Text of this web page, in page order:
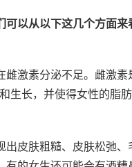
以从以下这几个方面来
雌激素分泌不足。雌激
生长，并使得女性的脂
出皮肤粗糙、皮肤松弛